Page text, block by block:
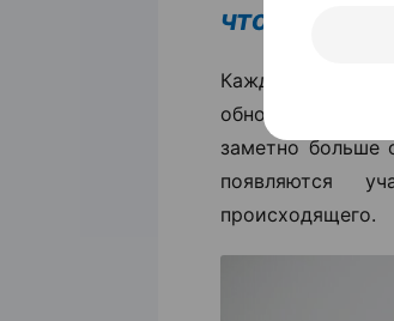
что с этим
Каждый день
обновления. Но
заметно больше
появляются
происходящего.